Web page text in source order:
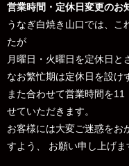
営業時間・定休日変更のお
うなぎ白焼き山口では、こ
たが
月曜日・火曜日を定休日と
なお繁忙期は定休日を設け
また合わせて営業時間を11
せていただきます。
お客様には大変ご迷惑をお
すよう、 お願い申し上げま